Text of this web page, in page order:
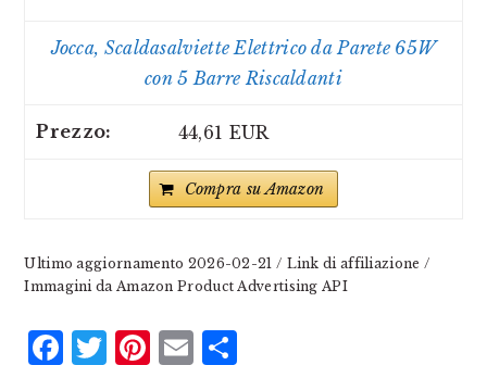
Jocca, Scaldasalviette Elettrico da Parete 65W
con 5 Barre Riscaldanti
44,61 EUR
Compra su Amazon
Ultimo aggiornamento 2026-02-21 / Link di affiliazione /
Immagini da Amazon Product Advertising API
Facebook
Twitter
Pinterest
Email